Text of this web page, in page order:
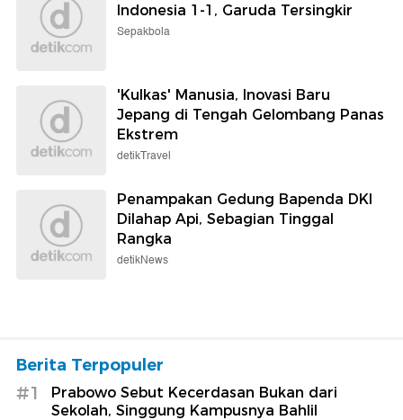
Indonesia 1-1, Garuda Tersingkir
Sepakbola
'Kulkas' Manusia, Inovasi Baru
Jepang di Tengah Gelombang Panas
Ekstrem
detikTravel
Penampakan Gedung Bapenda DKI
Dilahap Api, Sebagian Tinggal
Rangka
detikNews
Berita Terpopuler
#1
Prabowo Sebut Kecerdasan Bukan dari
Sekolah, Singgung Kampusnya Bahlil